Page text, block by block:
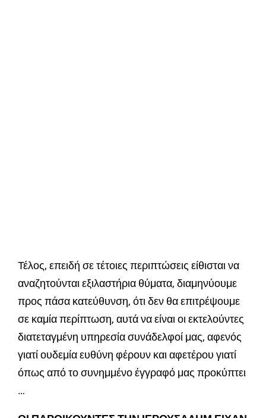
Τέλος, επειδή σε τέτοιες περιπτώσεις είθισται να
αναζητούνται εξιλαστήρια θύματα, διαμηνύουμε
προς πάσα κατεύθυνση, ότι δεν θα επιτρέψουμε
σε καμία περίπτωση, αυτά να είναι οι εκτελούντες
διατεταγμένη υπηρεσία συνάδελφοί μας, αφενός
γιατί ουδεμία ευθύνη φέρουν και αφετέρου γιατί
όπως από το συνημμένο έγγραφό μας προκύπτει
…